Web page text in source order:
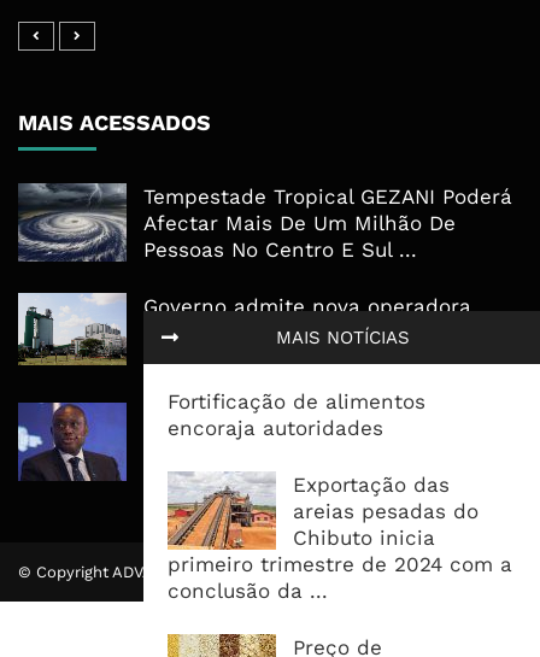
MAIS NOTÍCIAS
Fortificação de alimentos
encoraja autoridades
Exportação das
areias pesadas do
Chibuto inicia
primeiro trimestre de 2024 com a
conclusão da ...
Preço de
MAIS ACESSADOS
Tempestade Tropical GEZANI Poderá
Afectar Mais De Um Milhão De
Pessoas No Centro E Sul ...
Governo admite nova operadora
para a Mozal após suspensão das
operações
CEO do Standard Bank pede ao
Governo que “saia do caminho” e
facilite os negócios
© Copyright ADVALUE. Todos Direitos Reservados.